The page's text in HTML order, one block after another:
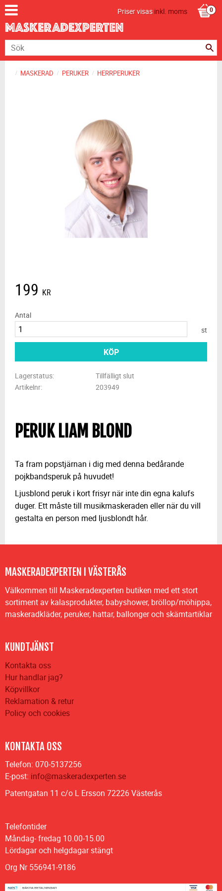
Priser visasinkl. moms
MASKERAD PERUKER HERRPERUKER
199 KR
Antal
st
KÖP
Lagerstatus
Tillfälligt slut
Artikelnr
203949
PERUK LIAM BLOND
Ta fram popstjärnan i dig med denna bedårande
pojkbandsperuk på huvudet!
Ljusblond peruk i kort frisyr när inte din egna kalufs
duger. Ett måste till musikmaskeraden eller när du vill
gestalta en person med ljusblondt hår.
MASKERADEXPERTEN I VÄSTERÅS
Välkommen till Maskeradexperten butiken med ett stort
sortiment av kalasprodukter, babyshower, bröllop/möhippa,
maskeradkläder, peruker, hattar, ballonger och skämtartiklar
KUNDTJÄNST
Kontakta oss
Hur handlar jag?
Köpvillkor
Reklamation & retur
Policy och cookies
KONTAKTA OSS
Telefon: 070-5137256
E-post: info@maskeradexperten.se
Patentgatan 11 c/o L Ersson 72226 Västerås
Telefontider
Måndag- fredag 10.00-15.00
Lördagar och helgdagar stängt
Org Nr 556941-9186